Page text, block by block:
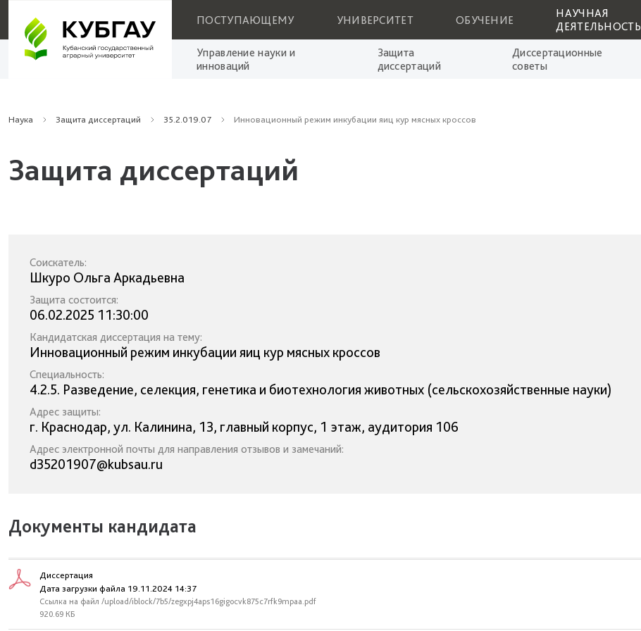
ПОСТУПАЮЩЕМУ УНИВЕРСИТЕТ ОБУЧЕНИЕ
НАУЧНАЯ
ДЕЯТЕЛЬНОСТЬ
Управление науки и
инноваций
Защита
диссертаций
Диссертационные
советы
Наука Защита диссертаций 35.2.019.07 Инновационный режим инкубации яиц кур мясных кроссов
Защита диссертаций
Соискатель:
Шкуро Ольга Аркадьевна
Защита состоится:
06.02.2025 11:30:00
Кандидатская диссертация на тему:
Инновационный режим инкубации яиц кур мясных кроссов
Специальность:
4.2.5. Разведение, селекция, генетика и биотехнология животных (сельскохозяйственные науки)
Адрес защиты:
г. Краснодар, ул. Калинина, 13, главный корпус, 1 этаж, аудитория 106
Адрес электронной почты для направления отзывов и замечаний:
d35201907@kubsau.ru
Документы кандидата
Диссертация
Дата загрузки файла 19.11.2024 14:37
Ссылка на файл /upload/iblock/7b5/zegxpj4aps16gigocvk875c7rfk9mpaa.pdf
920.69 КБ